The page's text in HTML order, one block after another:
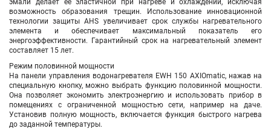
эмали делает ее эластичной при нагреве и охлаждении, исключая
возможность образования трещин. Использование инновационной
технологии защиты AHS увеличивает срок службы нагревательного
элемента и обеспечивает максимальный показатель его
энергоэффективности. Гарантийный срок на нагревательный элемент
составляет 15 лет.
Режим половинной мощности
На панели управления водонагревателя EWH 150 AXIOmatic, нажав на
специальную кнопку, можно выбрать функцию половинной мощности.
Она позволяет экономить электроэнергию и использовать прибор в
помещениях с ограниченной мощностью сети, например на даче.
Установив полную мощность, включается функция быстрого нагрева
до заданной температуры.